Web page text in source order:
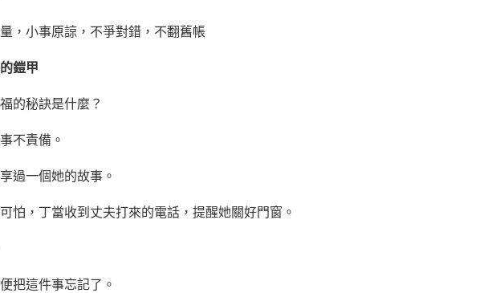
鎧甲
的秘訣是什麼？
不責備。
過一個她的故事。
怕，丁當收到丈夫打來的電話，提醒她關好門窗。
把這件事忘記了。